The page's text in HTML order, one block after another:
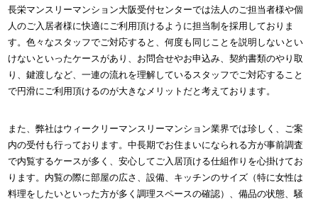
長栄マンスリーマンション大阪受付センターでは法人のご担当者様や個
人のご入居者様に快適にご利用頂けるように担当制を採用しておりま
す。色々なスタッフでご対応すると、何度も同じことを説明しないとい
けないといったケースがあり、お問合せやお申込み、契約書類のやり取
り、鍵渡しなど、一連の流れを理解しているスタッフでご対応すること
で円滑にご利用頂けるのが大きなメリットだと考えております。
また、弊社はウィークリーマンスリーマンション業界では珍しく、ご案
内の受付も行っております。中長期でお住まいになられる方が事前調査
で内覧するケースが多く、安心してご入居頂ける仕組作りを心掛けてお
ります。内覧の際に部屋の広さ、設備、キッチンのサイズ（特に女性は
料理をしたいといった方が多く調理スペースの確認）、備品の状態、騒